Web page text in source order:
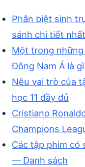
Phân biệt sinh
sánh chi tiết nhất
Một trong
Đông Nam Á là
Nêu vai trò của
học 11 đầy đủ
Cristiano
Champions
Các tập phim có
— Danh sách